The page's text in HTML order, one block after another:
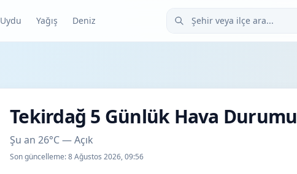
Uydu Yağış Deniz Şehir veya ilçe ara
Tekirdağ 5 Günlük Hava Durumu
Şu an 26°C — Açık
Son güncelleme:8 Ağustos 2026, 09:56